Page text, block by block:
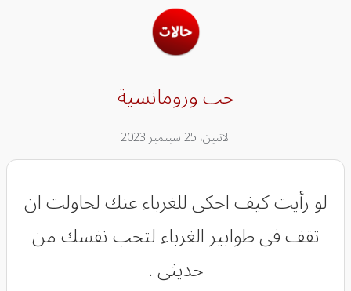
حب ورومانسية
الاثنين، 25 سبتمبر 2023
لو رأيت كيف احكى للغرباء عنك لحاولت ان
تقف فى طوابير الغرباء لتحب نفسك من
حديثى .